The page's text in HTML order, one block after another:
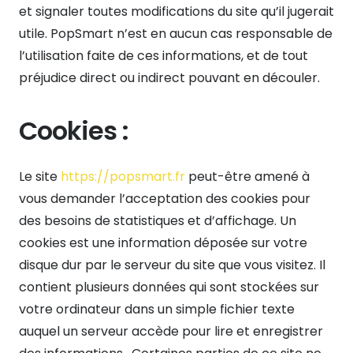
et signaler toutes modifications du site qu’il jugerait
utile. PopSmart n’est en aucun cas responsable de
l’utilisation faite de ces informations, et de tout
préjudice direct ou indirect pouvant en découler.
Cookies :
Le site https://popsmart.fr peut-être amené à
vous demander l’acceptation des cookies pour
des besoins de statistiques et d’affichage. Un
cookies est une information déposée sur votre
disque dur par le serveur du site que vous visitez. Il
contient plusieurs données qui sont stockées sur
votre ordinateur dans un simple fichier texte
auquel un serveur accède pour lire et enregistrer